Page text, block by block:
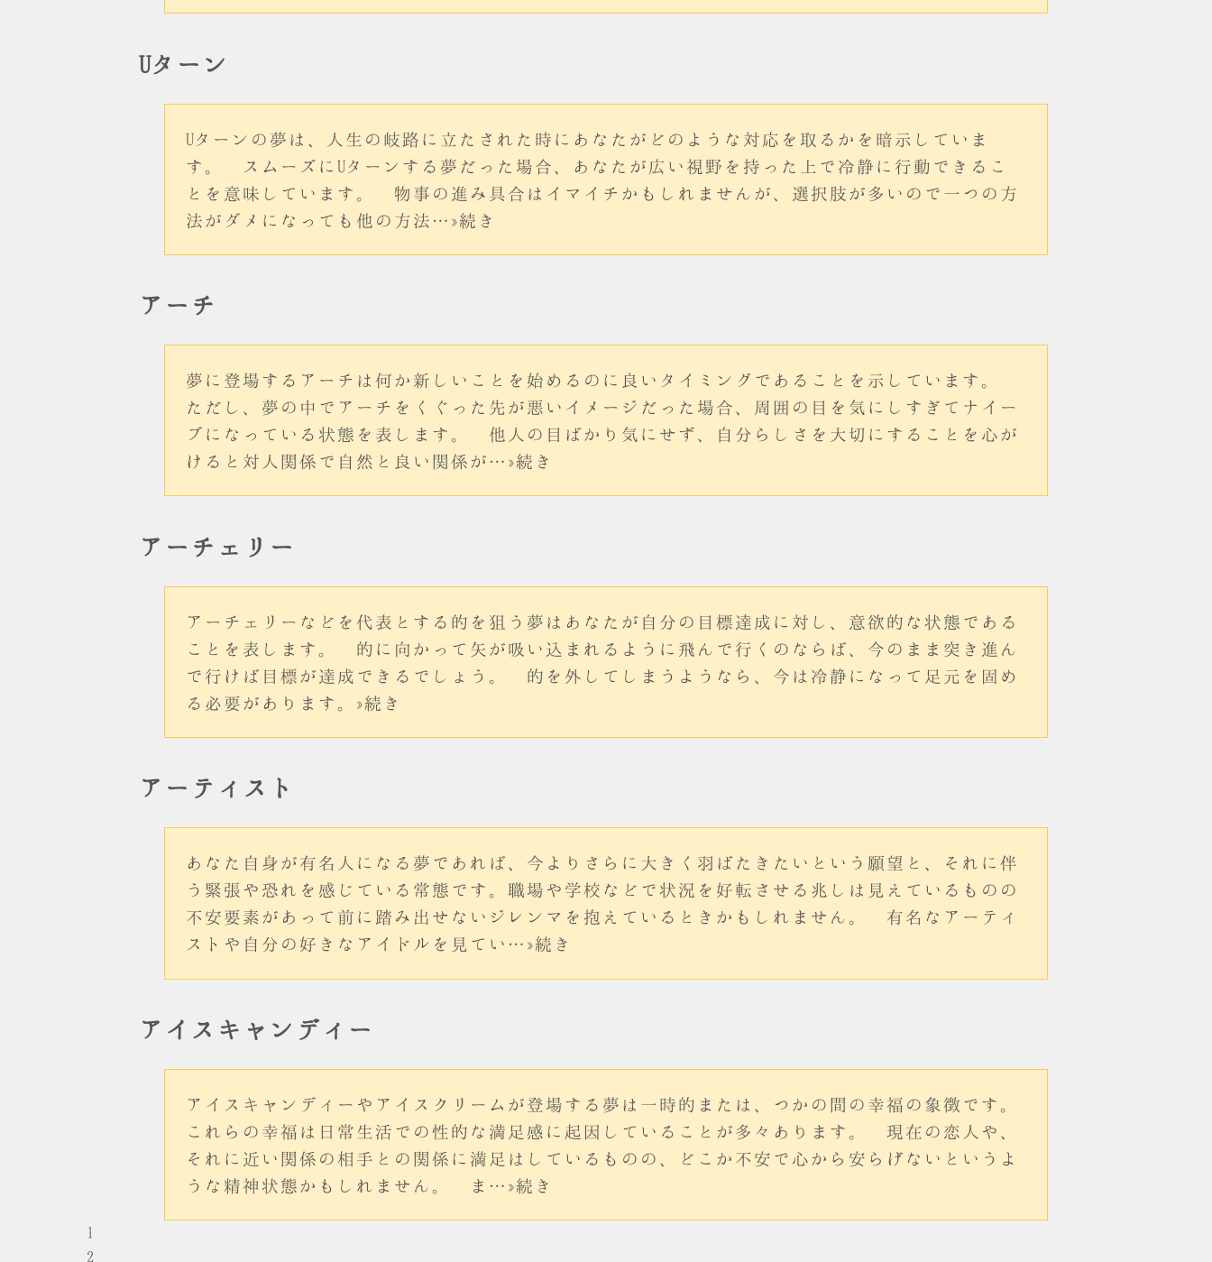
Uターン
Uターンの夢は、人生の岐路に立たされた時にあなたがどのような対応を取るかを暗示していま
す。 スムーズにUターンする夢だった場合、あなたが広い視野を持った上で冷静に行動できるこ
とを意味しています。 物事の進み具合はイマイチかもしれませんが、選択肢が多いので一つの方
法がダメになっても他の方法…»続き
アーチ
夢に登場するアーチは何か新しいことを始めるのに良いタイミングであることを示しています。
ただし、夢の中でアーチをくぐった先が悪いイメージだった場合、周囲の目を気にしすぎてナイー
ブになっている状態を表します。 他人の目ばかり気にせず、自分らしさを大切にすることを心が
けると対人関係で自然と良い関係が…»続き
アーチェリー
アーチェリーなどを代表とする的を狙う夢はあなたが自分の目標達成に対し、意欲的な状態である
ことを表します。 的に向かって矢が吸い込まれるように飛んで行くのならば、今のまま突き進ん
で行けば目標が達成できるでしょう。 的を外してしまうようなら、今は冷静になって足元を固め
る必要があります。»続き
アーティスト
あなた自身が有名人になる夢であれば、今よりさらに大きく羽ばたきたいという願望と、それに伴
う緊張や恐れを感じている常態です。職場や学校などで状況を好転させる兆しは見えているものの
不安要素があって前に踏み出せないジレンマを抱えているときかもしれません。 有名なアーティ
ストや自分の好きなアイドルを見てい…»続き
アイスキャンディー
アイスキャンディーやアイスクリームが登場する夢は一時的または、つかの間の幸福の象徴です。
これらの幸福は日常生活での性的な満足感に起因していることが多々あります。 現在の恋人や、
それに近い関係の相手との関係に満足はしているものの、どこか不安で心から安らげないというよ
うな精神状態かもしれません。 ま…»続き
1
2